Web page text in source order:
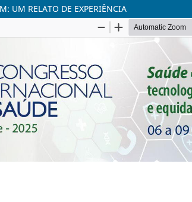
UM RELATO DE EXPERIÊNCIA